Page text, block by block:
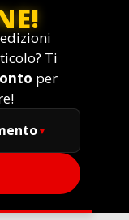
Ti
per